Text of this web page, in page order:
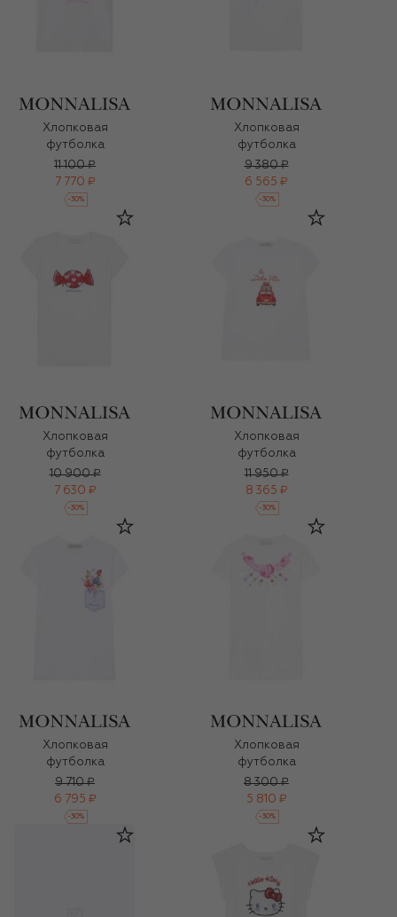
Хлопковая
футболка
11 100 ₽
7 770 ₽
-30%
Хлопковая
футболка
9 380 ₽
6 565 ₽
-30%
Хлопковая
футболка
10 900 ₽
7 630 ₽
-30%
Хлопковая
футболка
11 950 ₽
8 365 ₽
-30%
Хлопковая
футболка
9 710 ₽
6 795 ₽
-30%
Хлопковая
футболка
8 300 ₽
5 810 ₽
-30%